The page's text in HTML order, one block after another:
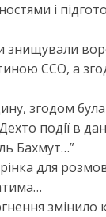
і
ССО, а
згодом
події в
Бахмут…”
для
змінило